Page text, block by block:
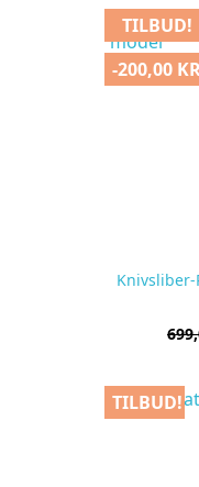
TILBUD!
-200,00
TILBUD!